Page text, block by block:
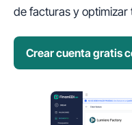
de facturas y
Crear cuenta gratis